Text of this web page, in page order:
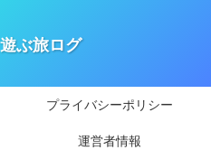
ぶ旅ログ
プライバシーポリシー
運営者情報